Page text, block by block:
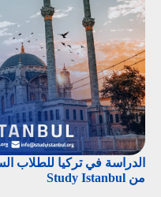
من Study Istanbul